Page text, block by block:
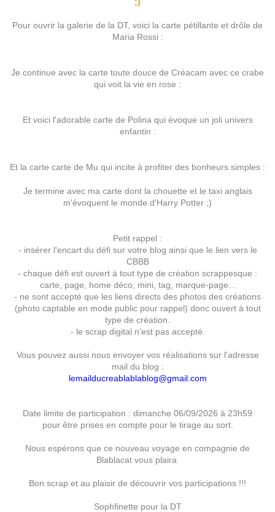
Pour ouvrir la galerie de la DT, voici la carte pétillante et drôle de
Maria Rossi :
Je continue avec la carte toute douce de Créacam avec ce crabe
qui voit la vie en rose :
Et voici l'adorable carte de Polina qui évoque un joli univers
enfantin :
Et la carte carte de Mu qui incite à profiter des bonheurs simples :
Je termine avec ma carte dont la chouette et le taxi anglais
m'évoquent le monde d'Harry Potter ;)
Petit rappel :
- insérer l'encart du défi sur votre blog ainsi que le lien vers le
CBBB
- chaque défi est ouvert à tout type de création scrappesque :
carte, page, home déco, mini, tag, marque-page...
- ne sont accepté que les liens directs des photos des créations
(photo captable en mode public pour rappel) donc ouvert à tout
type de création.
- le scrap digital n'est pas accepté.
Vous pouvez aussi nous envoyer vos réalisations sur l'adresse
mail du blog :
lemailducreablablablog@gmail.com
Date limite de participation : dimanche 06/09/2026 à 23h59
pour être prises en compte pour le tirage au sort.
Nous espérons que ce nouveau voyage en compagnie de
Blablacat vous plaira
Bon scrap et au plaisir de découvrir vos participations !!!
Sophfinette pour la DT